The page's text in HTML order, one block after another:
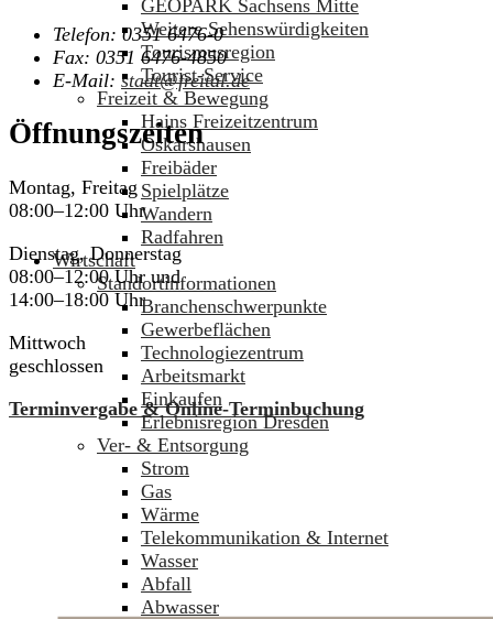
GEOPARK Sachsens Mitte
Weitere Sehenswürdigkeiten
Tourismusregion
Tourist-Service
Freizeit & Bewegung
Hains Freizeitzentrum
Oskarshausen
Freibäder
Spielplätze
Wandern
Radfahren
Wirtschaft
Standortinformationen
Branchenschwerpunkte
Gewerbeflächen
Technologiezentrum
Arbeitsmarkt
Einkaufen
Erlebnisregion Dresden
Ver- & Entsorgung
Strom
Gas
Wärme
Telekommunikation & Internet
Wasser
Abfall
Abwasser
Telefon: 0351 6476-0
Fax: 0351 6476-4850
E-Mail: stadt@freital.de
Öffnungszeiten
Montag, Freitag
08:00–12:00 Uhr
Dienstag, Donnerstag
08:00–12:00 Uhr und
14:00–18:00 Uhr
Mittwoch
geschlossen
Terminvergabe & Online-Terminbuchung